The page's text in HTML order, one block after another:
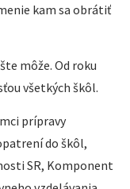
kam sa obrátiť
môže. Od roku
všetkých škôl.
prípravy
do škôl,
SR, Komponent